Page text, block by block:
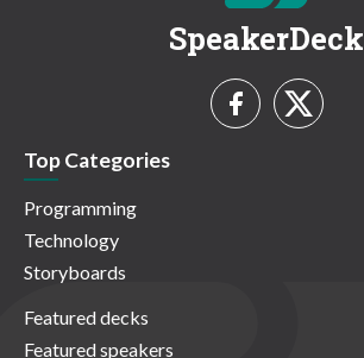
SpeakerDeck
Top Categories
Programming
Technology
Storyboards
Featured decks
Featured speakers